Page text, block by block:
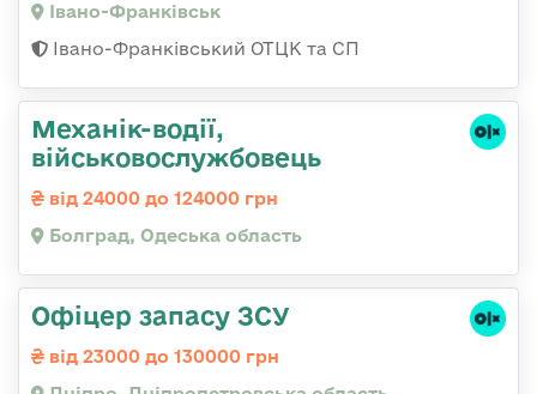
Івано-Франківськ
Івано-Франківський ОТЦК та СП
Механік-водії,
військовослужбовець
від 24000 до 124000 грн
Болград, Одеська область
Офіцер запасу ЗСУ
від 23000 до 130000 грн